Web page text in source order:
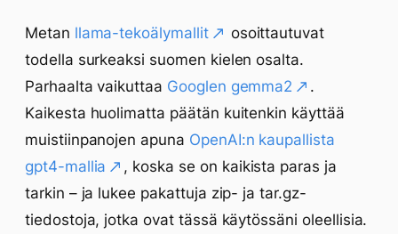
Metan llama-tekoälymallit
osoittautuvat
todella surkeaksi suomen kielen osalta.
Parhaalta vaikuttaa Googlen gemma2
.
Kaikesta huolimatta päätän kuitenkin käyttää
muistiinpanojen apuna OpenAI:n kaupallista
gpt4-mallia
, koska se on kaikista paras ja
tarkin – ja lukee pakattuja zip- ja tar.gz-
tiedostoja, jotka ovat tässä käytössäni oleellisia.